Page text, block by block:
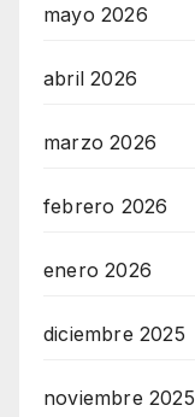
mayo 2026
abril 2026
marzo 2026
febrero 2026
enero 2026
diciembre 2025
noviembre 2025